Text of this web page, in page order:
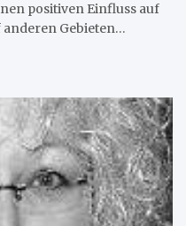
positiven Einfluss auf
anderen Gebieten…